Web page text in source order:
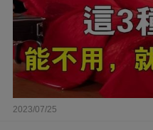
2023/07/25